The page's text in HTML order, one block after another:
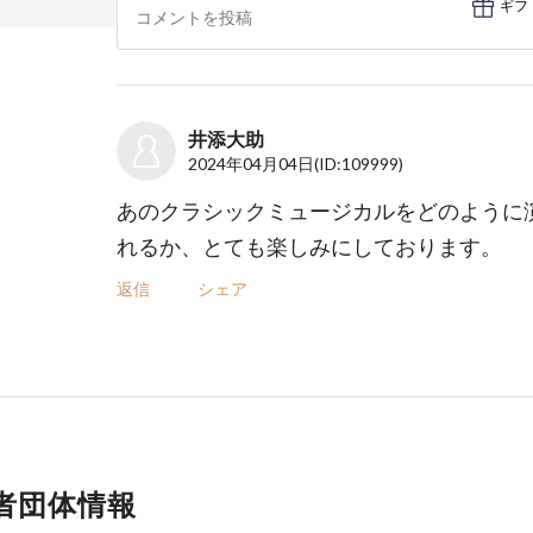
ギフ
井添大助
2024年04月04日(ID:109999)
あのクラシックミュージカルをどのように
れるか、とても楽しみにしております。
返信 シェア
団体情報